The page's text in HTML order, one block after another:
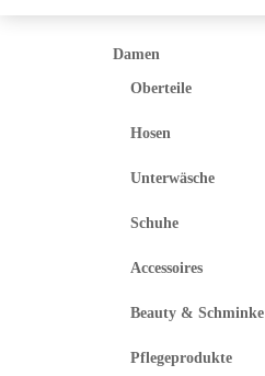
Damen
Oberteile
Hosen
Unterwäsche
Schuhe
Accessoires
Beauty & Schminke
Pflegeprodukte